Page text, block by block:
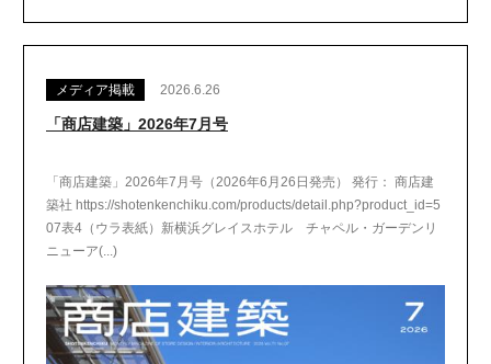
メディア掲載 2026.6.26
「商店建築」2026年7月号
「商店建築」2026年7月号（2026年6月26日発売） 発行： 商店建
築社 https://shotenkenchiku.com/products/detail.php?product_id=5
07表4（ウラ表紙）新横浜グレイスホテル チャペル・ガーデンリ
ニューア(...)